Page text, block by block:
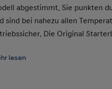
abgestimmt. Sie punkten
sind bei nahezu allen
Die Original
Rostvorsorge.
lesen